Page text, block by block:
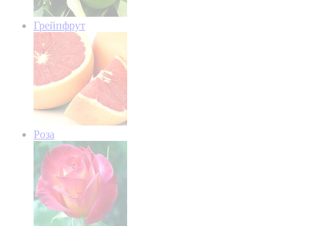
Грейпфрут
Роза